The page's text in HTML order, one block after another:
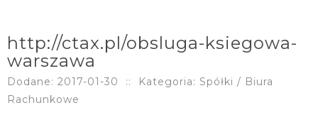
http://ctax.pl/obsluga-ksiegowa-
warszawa
Dodane: 2017-01-30 ::
Kategoria: Spółki / Biura
Rachunkowe